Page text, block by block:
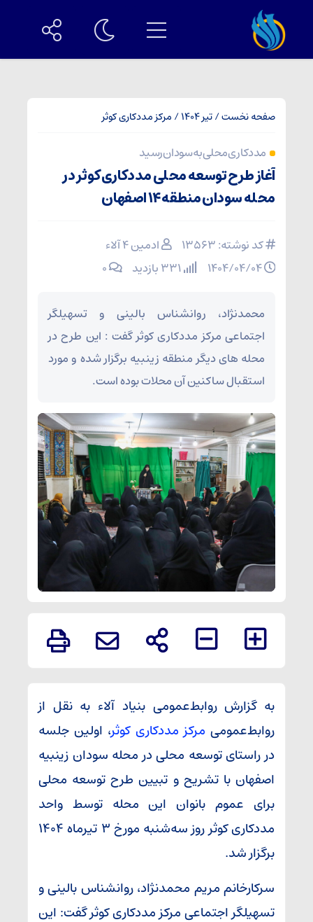
صفحه نخست/تیر 1404 / مرکز مددکاری کوثر
مددکاری محلی به سودان رسید
آغاز طرح توسعه محلی مددکاری کوثر در
محله سودان منطقه ۱۴ اصفهان
کد نوشته: 13563
ادمین ۴ آلاء
۰
محمدنژاد، روانشناس بالینی و تسهیلگر
اجتماعی مرکز مددکاری کوثر گفت : این طرح در
محله های دیگر منطقه زینبیه برگزار شده و مورد
استقبال ساکنین آن محلات بوده است.
به گزارش روابط‌عمومی بنیاد آلاء به نقل از
روابط‌عمومی مرکز مددکاری کوثر، اولین جلسه
در راستای توسعه محلی در محله سودان زینبیه
اصفهان با تشریح و تبیین طرح توسعه محلی
برای عموم بانوان این محله توسط واحد
مددکاری کوثر روز سه‌شنبه مورخ ۳ تیرماه ۱۴۰۴
برگزار شد.
سرکارخانم مریم محمدنژاد، روانشناس بالینی و
تسهیلگر اجتماعی مرکز مددکاری کوثر گفت: این